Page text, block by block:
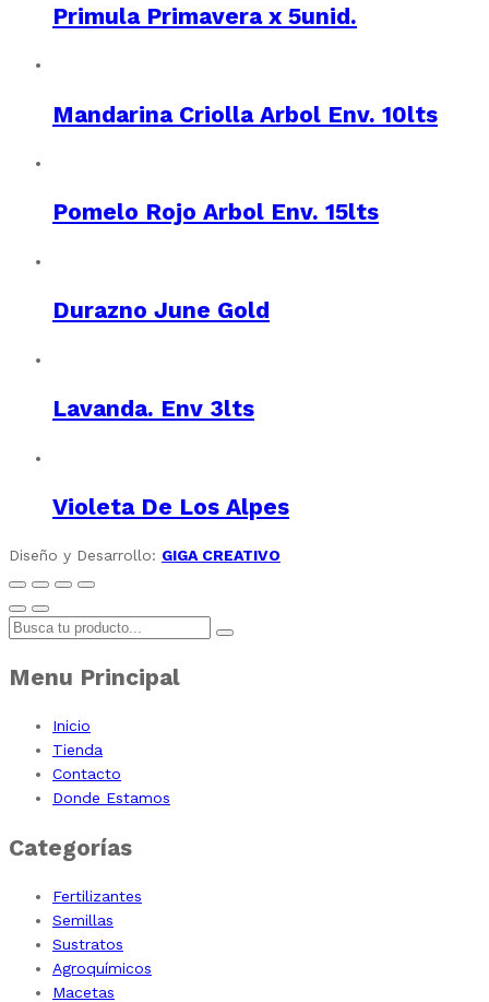
Primula Primavera x 5unid.
Mandarina Criolla Arbol Env. 10lts
Pomelo Rojo Arbol Env. 15lts
Durazno June Gold
Lavanda. Env 3lts
Violeta De Los Alpes
Diseño y Desarrollo: GIGA CREATIVO
Menu Principal
Inicio
Tienda
Contacto
Donde Estamos
Categorías
Fertilizantes
Semillas
Sustratos
Agroquímicos
Macetas